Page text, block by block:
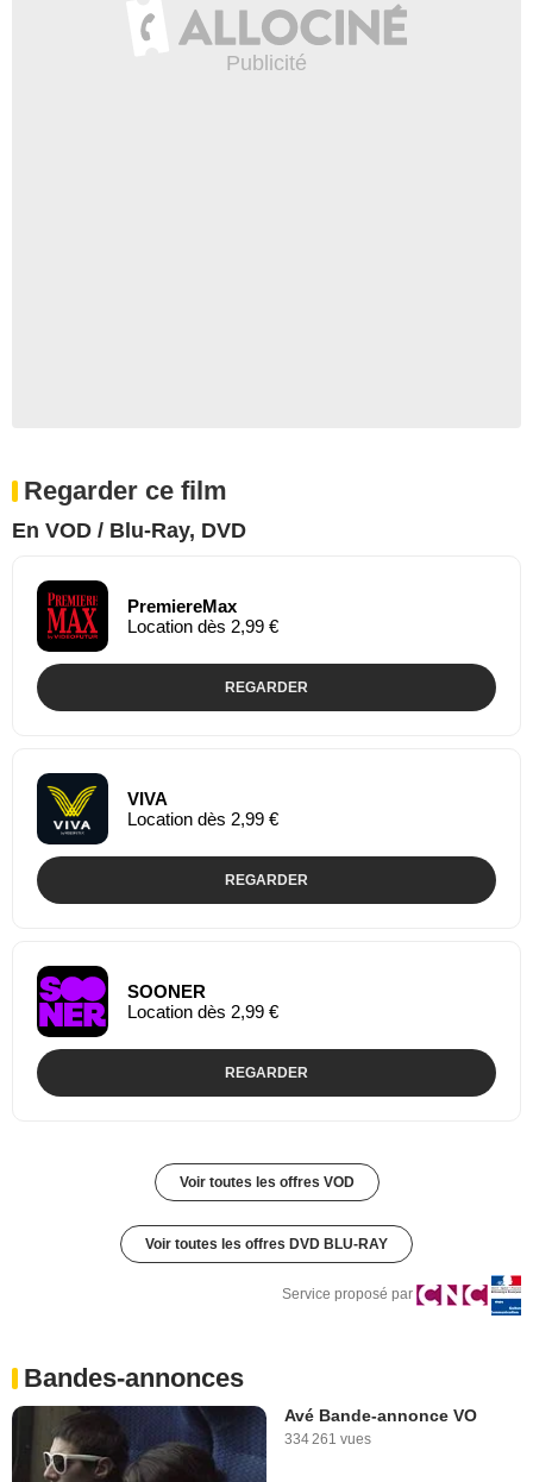
Regarder ce film
En VOD / Blu-Ray, DVD
PremiereMax
Location dès 2,99 €
REGARDER
VIVA
Location dès 2,99 €
REGARDER
SOONER
Location dès 2,99 €
REGARDER
Voir toutes les offres VOD
Voir toutes les offres DVD BLU-RAY
Service proposé par
Bandes-annonces
Avé Bande-annonce VO
334 261 vues